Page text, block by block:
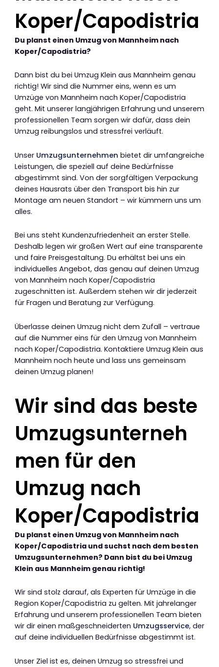
Koper/Capodistria
Du planst einen Umzug von Mannheim nach
Koper/Capodistria?
Dann bist du bei Umzug Klein aus Mannheim genau
richtig! Wir sind die Nummer eins, wenn es um
Umzüge von Mannheim nach Koper/Capodistria
geht. Mit unserer langjährigen Erfahrung und unserem
professionellen Team sorgen wir dafür, dass dein
Umzug reibungslos und stressfrei verläuft.
Unser Umzugsunternehmen bietet dir umfangreiche
Leistungen, die speziell auf deine Bedürfnisse
abgestimmt sind. Von der sorgfältigen Verpackung
deines Hausrats über den Transport bis hin zur
Montage am neuen Standort – wir kümmern uns um
alles.
Bei uns steht Kundenzufriedenheit an erster Stelle.
Deshalb legen wir großen Wert auf eine transparente
und faire Preisgestaltung. Du erhältst bei uns ein
individuelles Angebot, das genau auf deinen Umzug
von Mannheim nach Koper/Capodistria
zugeschnitten ist. Außerdem stehen wir dir jederzeit
für Fragen und Beratung zur Verfügung.
Überlasse deinen Umzug nicht dem Zufall – vertraue
auf die Nummer eins für den Umzug von Mannheim
nach Koper/Capodistria. Kontaktiere Umzug Klein aus
Mannheim noch heute und lass uns gemeinsam
deinen Umzug planen!
Wir sind das beste
Umzugsunterneh
men für den
Umzug nach
Koper/Capodistria
Du planst einen Umzug von Mannheim nach
Koper/Capodistria und suchst nach dem besten
Umzugsunternehmen? Dann bist du bei Umzug
Klein aus Mannheim genau richtig!
Wir sind stolz darauf, als Experten für Umzüge in die
Region Koper/Capodistria zu gelten. Mit jahrelanger
Erfahrung und unserem professionellen Team bieten
wir dir einen maßgeschneiderten Umzugsservice, der
auf deine individuellen Bedürfnisse abgestimmt ist.
Unser Ziel ist es, deinen Umzug so stressfrei und